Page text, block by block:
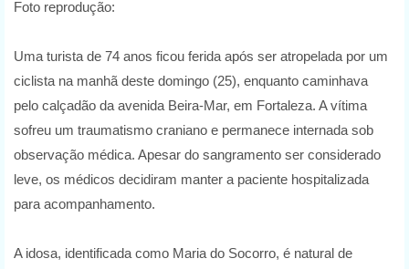
Foto reprodução:
Uma turista de 74 anos ficou ferida após ser atropelada por um
ciclista na manhã deste domingo (25), enquanto caminhava
pelo calçadão da avenida Beira-Mar, em Fortaleza. A vítima
sofreu um traumatismo craniano e permanece internada sob
observação médica. Apesar do sangramento ser considerado
leve, os médicos decidiram manter a paciente hospitalizada
para acompanhamento.
A idosa, identificada como Maria do Socorro, é natural de